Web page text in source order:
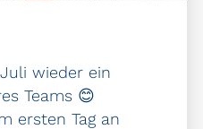
wieder ein
Teams 😊
ersten Tag an